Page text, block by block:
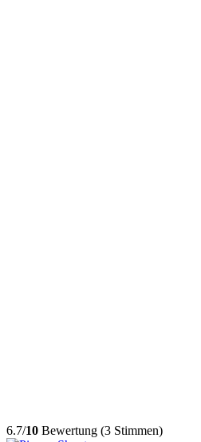
6.7/10 Bewertung (3 Stimmen)